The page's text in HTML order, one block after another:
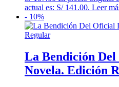
actual es: S/ 141.00. Leer
- 10%
La Bendición
Novela. Edición